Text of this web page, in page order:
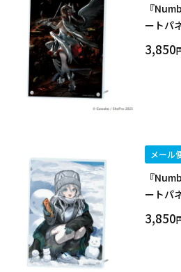
『
ートパ
3,850
メール
『
ートパ
3,850
クリア 絞り